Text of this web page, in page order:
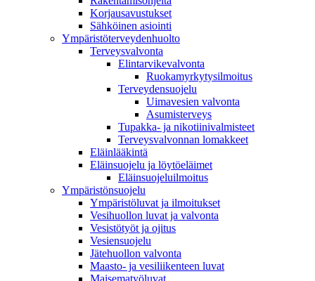
Korjausavustukset
Sähköinen asiointi
Ympäristöterveydenhuolto
Terveysvalvonta
Elintarvikevalvonta
Ruokamyrkytysilmoitus
Terveydensuojelu
Uimavesien valvonta
Asumisterveys
Tupakka- ja nikotiinivalmisteet
Terveysvalvonnan lomakkeet
Eläinlääkintä
Eläinsuojelu ja löytöeläimet
Eläinsuojeluilmoitus
Ympäristönsuojelu
Ympäristöluvat ja ilmoitukset
Vesihuollon luvat ja valvonta
Vesistötyöt ja ojitus
Vesiensuojelu
Jätehuollon valvonta
Maasto- ja vesiliikenteen luvat
Maisematyöluvat